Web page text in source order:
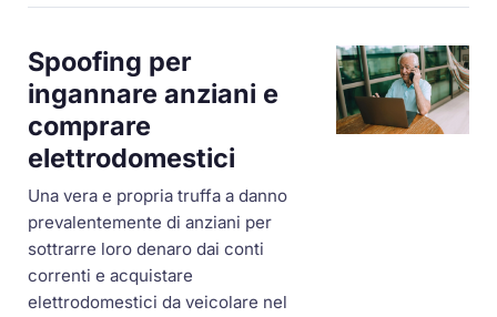
Spoofing per
ingannare anziani e
comprare
elettrodomestici
Una vera e propria truffa a danno
prevalentemente di anziani per
sottrarre loro denaro dai conti
correnti e acquistare
elettrodomestici da veicolare nel